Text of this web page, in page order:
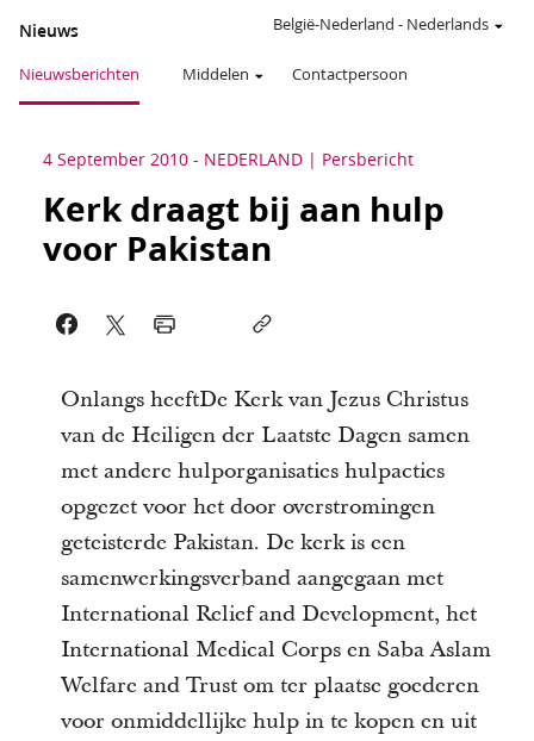
Nieuws
Nieuwsberichten Middelen Contactpersoon
België-Nederland - Nederlands
4 September 2010 - NEDERLAND Persbericht
Kerk draagt bij aan hulp
voor Pakistan
Onlangs heeftDe Kerk van Jezus Christus
van de Heiligen der Laatste Dagen samen
met andere hulporganisaties hulpacties
opgezet voor het door overstromingen
geteisterde Pakistan. De kerk is een
samenwerkingsverband aangegaan met
International Relief and Development, het
International Medical Corps en Saba Aslam
Welfare and Trust om ter plaatse goederen
voor onmiddellijke hulp in te kopen en uit